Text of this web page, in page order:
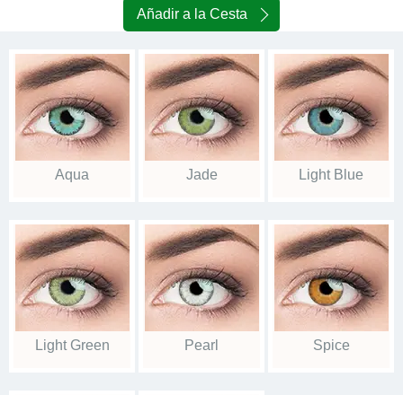
Añadir a la Cesta
Aqua Jade Light Blue
Light Green Pearl Spice